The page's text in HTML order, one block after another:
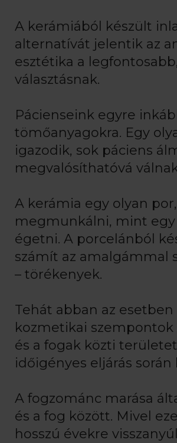
A kerámiából készült
alternatívát jelentik az
esztétika a
választásnak.
Pácienseink egyre
tömőanyagokra. Egy
igazodik, sok páciens
megvalósíthatóvá
A kerámia egy olyan
megmunkálni, mint egy
égetni. A porcelánból
számít az amalgámmal
– törékenyek.
Tehát abban az
kozmetikai
és a fogak közti
időigényes eljárás során
A fogzománc marása
és a fog között. Mivel
hosszú évekre